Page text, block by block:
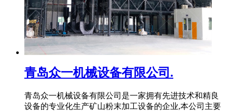
青岛众一机械设备有限公司.
青岛众一机械设备有限公司是一家拥有先进技术和精良
设备的专业化生产矿山粉末加工设备的企业,本公司主要